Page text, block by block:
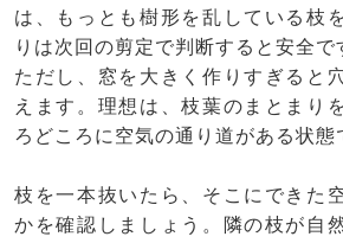
は、もっとも樹形を乱している枝
りは次回の剪定で判断すると安全で
ただし、窓を大きく作りすぎると
えます。理想は、枝葉のまとまり
ろどころに空気の通り道がある状態
枝を一本抜いたら、そこにできた
かを確認しましょう。隣の枝が自